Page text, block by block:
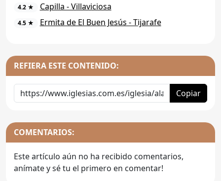
4.2 ★ Capilla - Villaviciosa
4.5 ★ Ermita de El Buen Jesús - Tijarafe
REFIERA ESTE CONTENIDO:
Copiar
COMENTARIOS:
Este artículo aún no ha recibido comentarios,
anímate y sé tu el primero en comentar!